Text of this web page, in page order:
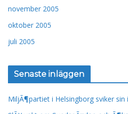
november 2005
oktober 2005
juli 2005
Senaste inläggen
MiljÃ¶partiet i Helsingborg sviker sin